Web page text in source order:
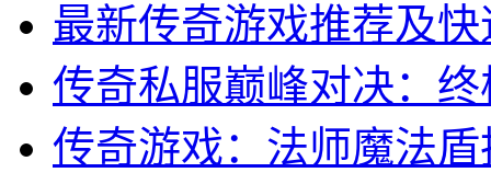
最新传奇游戏推荐及
传奇私服巅峰对决：
传奇游戏：法师魔法